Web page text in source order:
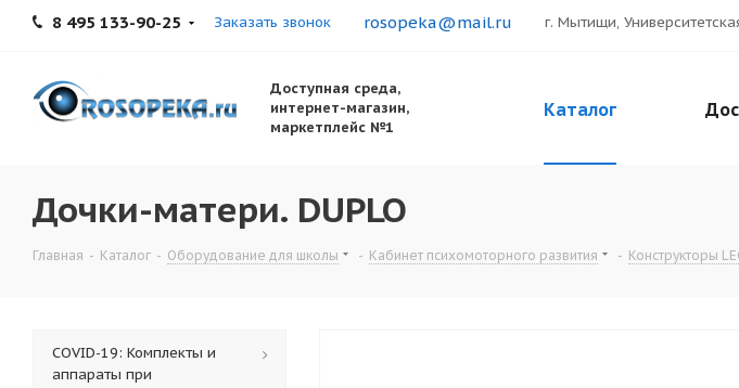
8 495 133-90-25 Заказать звонок rosopeka@mail.ru г. Мытищи,
Доступная среда,
интернет-магазин,
маркетплейс №1
Каталог
Дочки-матери. DUPLO
Главная - Каталог - Оборудование для школы - Кабинет психомоторного развития - Конструкторы
COVID-19: Комплекты и
аппараты при